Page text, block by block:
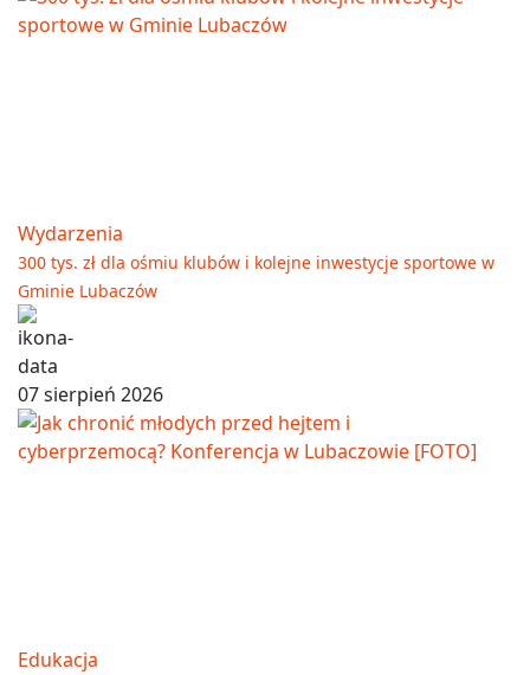
Wydarzenia
300 tys. zł dla ośmiu klubów i kolejne inwestycje sportowe w
Gminie Lubaczów
07 sierpień 2026
Edukacja